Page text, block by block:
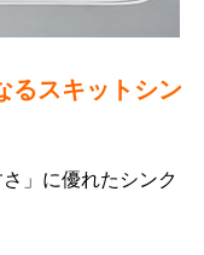
るスキットシン
」に優れたシンク